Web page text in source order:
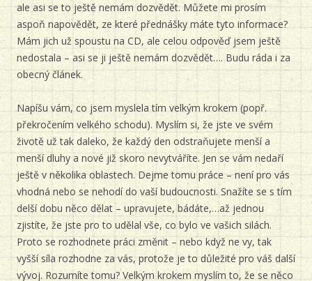
ale asi se to ještě nemám dozvědět. Můžete mi prosím
aspoň napovědět, ze které přednášky máte tyto informace?
Mám jich už spoustu na CD, ale celou odpověď jsem ještě
nedostala – asi se ji ještě nemám dozvědět…. Budu ráda i za
obecný článek.
Napíšu vám, co jsem myslela tím velkým krokem (popř.
překročením velkého schodu). Myslím si, že jste ve svém
životě už tak daleko, že každý den odstraňujete menší a
menší dluhy a nové již skoro nevytváříte. Jen se vám nedaří
ještě v několika oblastech. Dejme tomu práce – není pro vás
vhodná nebo se nehodí do vaší budoucnosti. Snažíte se s tím
delší dobu něco dělat – upravujete, bádáte,…až jednou
zjistíte, že jste pro to udělal vše, co bylo ve vašich silách.
Proto se rozhodnete práci změnit – nebo když ne vy, tak
vyšší síla rozhodne za vás, protože je to důležité pro váš další
vývoj. Rozumíte tomu? Velkým krokem myslím to, že se něco